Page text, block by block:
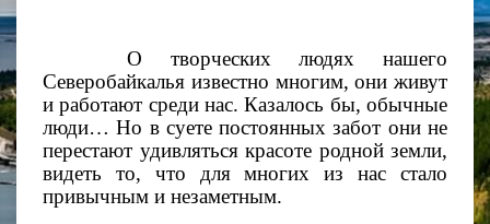
О творческих людях нашего
Северобайкалья известно многим, они живут
и работают среди нас. Казалось бы, обычные
люди… Но в суете постоянных забот они не
перестают удивляться красоте родной земли,
видеть то, что для многих из нас стало
привычным и незаметным.